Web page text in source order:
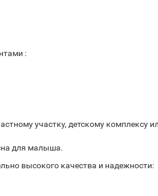
:
участку, детскому комплексу
для малыша.
высокого качества и надежности: